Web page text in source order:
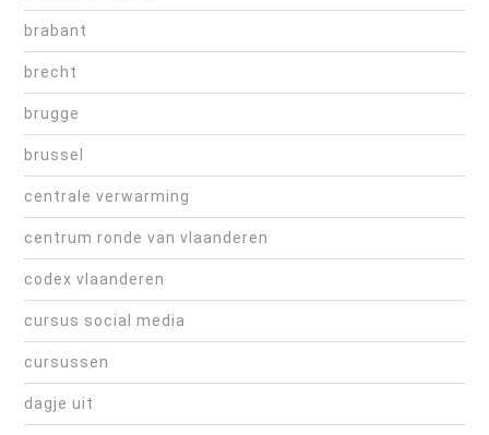
brabant
brecht
brugge
brussel
centrale verwarming
centrum ronde van vlaanderen
codex vlaanderen
cursus social media
cursussen
dagje uit